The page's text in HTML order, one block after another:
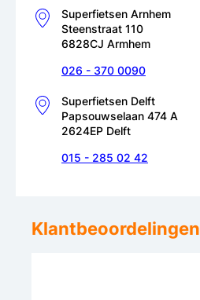
Superfietsen Arnhem
Steenstraat 110
6828CJ Armhem
026 - 370 0090
Superfietsen Delft
Papsouwselaan 474 A
2624EP Delft
015 - 285 02 42
Klantbeoordelingen